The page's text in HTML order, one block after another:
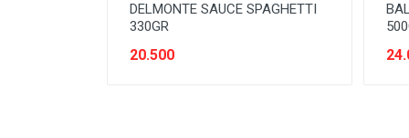
SIRUP
DELMONTE SAUCE SPAGHETTI
330GR
20.500